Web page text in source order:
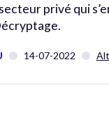
privé qui
14-07-2022